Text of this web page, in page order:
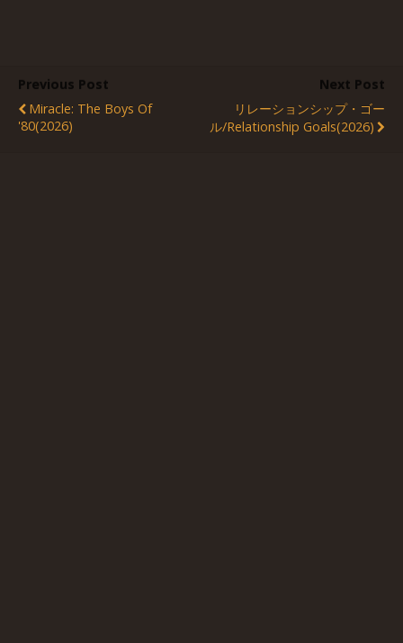
Previous Post
Miracle: The Boys Of
'80(2026)
Next Post
リレーションシップ・ゴー
ル/Relationship Goals(2026)